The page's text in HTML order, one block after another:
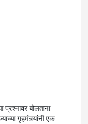
प्रश्नावर बोलताना
गृहमंत्र्यांनी एक